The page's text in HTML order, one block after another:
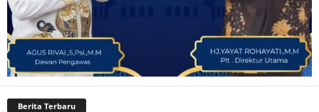
Berita Terbaru